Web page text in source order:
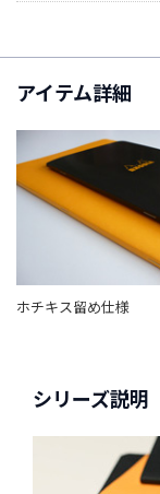
g
r
a
m
e
b
アイテム詳細
ホチキス留め仕様
シリーズ説明